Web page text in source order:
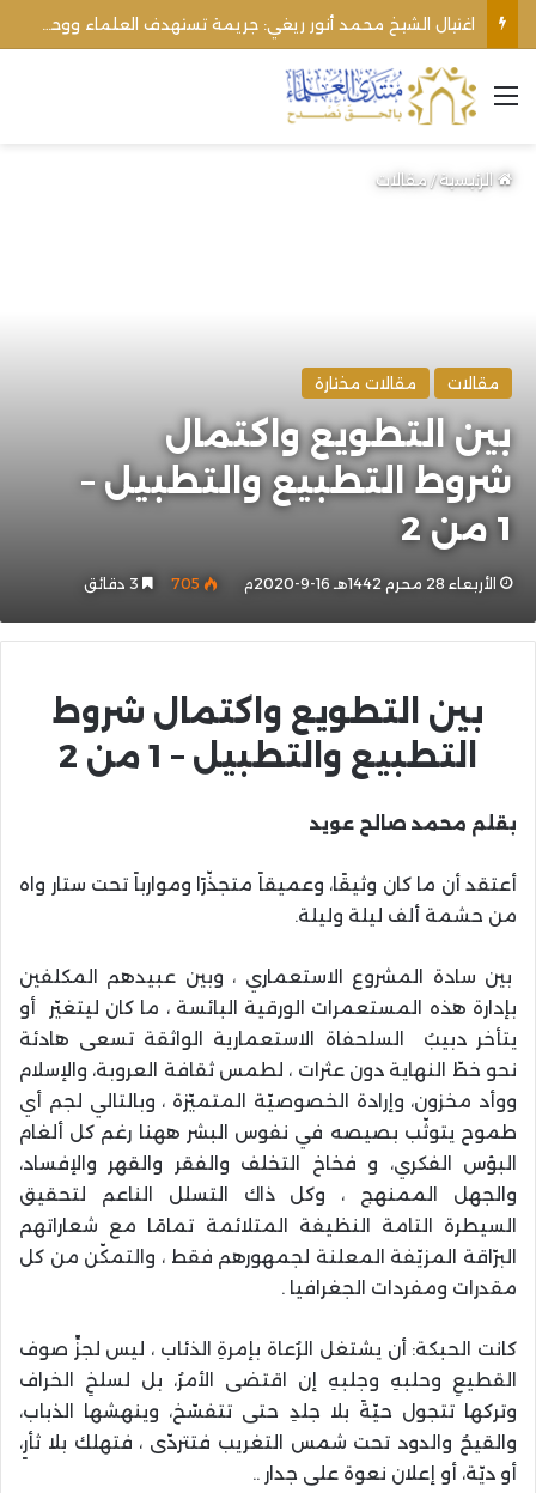
الأوقاف الفلسطينية تنفي صحة تعميم يمنع رفع الأذان عبر السماعات الخارجية للمساجد القريبة من المستوطنات
القائمة
الرئيسية/مقالات
مقالات مقالات مختارة
بين التطويع واكتمال
شروط التطبيع والتطبيل –
1 من 2
الأربعاء 28 محرم 1442هـ 16-9-2020م 705
بين التطويع واكتمال شروط
التطبيع والتطبيل – 1 من 2
بقلم محمد صالح عويد
أعتقد أن ما كان وثيقًا، وعميقاً متجذّرًا وموارباً تحت ستار واه
من حشمة ألف ليلة وليلة.
بين سادة المشروع الاستعماري ، وبين عبيدهم المكلفين
بإدارة هذه المستعمرات الورقية البائسة ، ما كان ليتغيّر أو
يتأخر دبيبُ السلحفاة الاستعمارية الواثقة تسعى هادئة
نحو خطّ النهاية دون عثرات ، لطمس ثقافة العروبة، والإسلام
ووأد مخزون، وإرادة الخصوصيّة المتميّزة ، وبالتالي لجم أي
طموح يتوثّب بصيصه في نفوس البشر ههنا رغم كل ألغام
البؤس الفكري، و فخاخ التخلف والفقر والقهر والإفساد،
والجهل الممنهج ، وكل ذاك التسلل الناعم لتحقيق
السيطرة التامة النظيفة المتلائمة تمامًا مع شعاراتهم
البرّاقة المزيّفة المعلنة لجمهورهم فقط ، والتمكّن من كل
مقدرات ومفردات الجغرافيا .
كانت الحبكة: أن يشتغل الرُعاة بإمرةِ الذئاب ، ليس لجزِّ صوف
القطيعِ وحلبهِ وجلبهِ إن اقتضى الأمرُ، بل لسلخِ الخراف
وتركها تتجول حيّةً بلا جلدِ حتى تتفسّخ، وينهشها الذباب،
والقيحُ والدود تحت شمس التغريب فتتردّى ، فتهلك بلا ثأرٍ،
أو ديّة، أو إعلان نعوة على جدار ..